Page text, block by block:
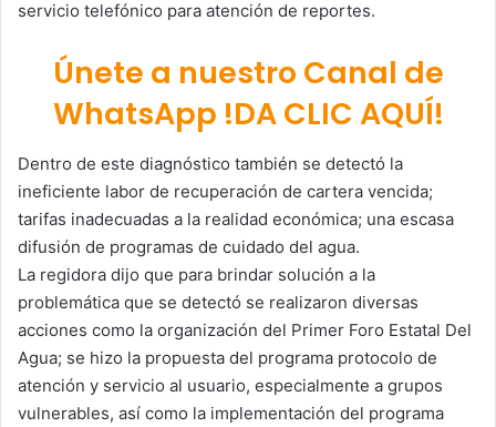
servicio telefónico para atención de reportes.
Únete a nuestro Canal de
WhatsApp !DA CLIC AQUÍ!
Dentro de este diagnóstico también se detectó la
ineficiente labor de recuperación de cartera vencida;
tarifas inadecuadas a la realidad económica; una escasa
difusión de programas de cuidado del agua.
La regidora dijo que para brindar solución a la
problemática que se detectó se realizaron diversas
acciones como la organización del Primer Foro Estatal Del
Agua; se hizo la propuesta del programa protocolo de
atención y servicio al usuario, especialmente a grupos
vulnerables, así como la implementación del programa